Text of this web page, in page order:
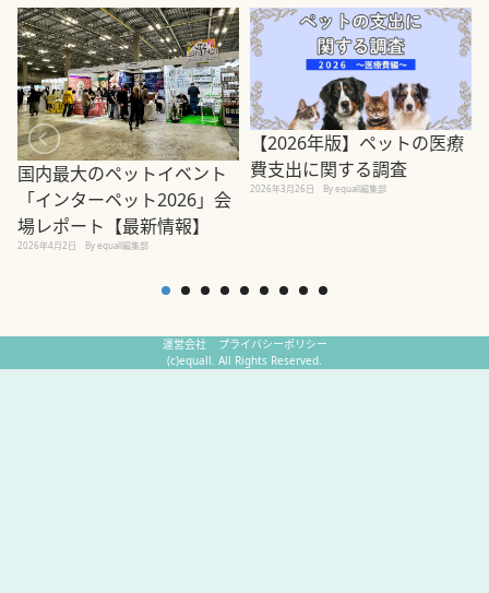
国内最大のペットイベント
「インターペット2026」会
場レポート【最新情報】
2026年4月2日 By equall編集部
【2026年版】ペットの医療
費支出に関する調査
2026年3月26日 By equall編集部
運営会社
プライバシーポリシー
(c)equall. All Rights Reserved.